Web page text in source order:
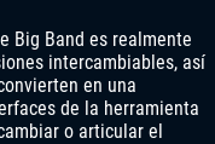
Big Band es realmente
intercambiables, así
en una
de la herramienta
o articular el